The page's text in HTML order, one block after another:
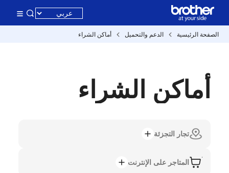
الصفحة الرئيسية الدعم والتحميل أماكن الشراء
أماكن الشراء
تجار التجزئة
المتاجر على الإنترنت